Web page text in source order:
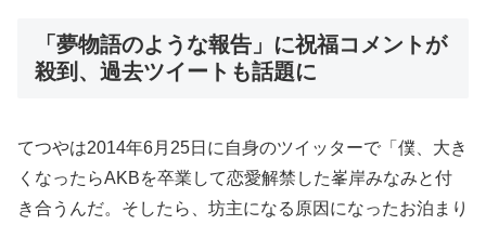
「夢物語のような報告」に祝福コメントが
殺到、過去ツイートも話題に
てつやは2014年6月25日に自身のツイッターで「僕、大き
くなったらAKBを卒業して恋愛解禁した峯岸みなみと付
き合うんだ。そしたら、坊主になる原因になったお泊まり